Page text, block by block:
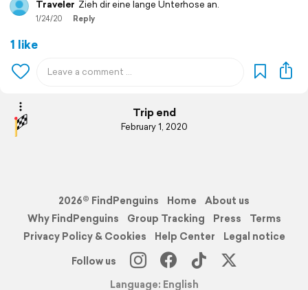
Traveler Zieh dir eine lange Unterhose an.
1/24/20 Reply
1 like
Trip end
February 1, 2020
2026© FindPenguins Home
About us
Why FindPenguins
Group Tracking Press
Terms
Privacy Policy & Cookies
Help Center
Legal notice
Follow us
Language: English